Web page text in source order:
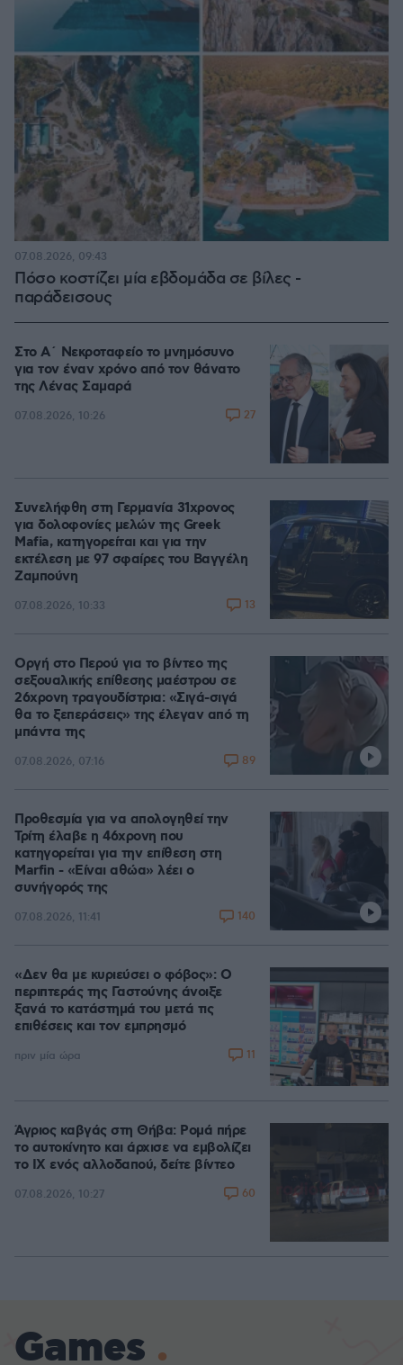
Πόσο κοστίζει μία εβδομάδα σε βίλες -
παράδεισους
07.08.2026, 09:43
Στο Α΄ Νεκροταφείο το μνημόσυνο
για τον έναν χρόνο από τον θάνατο
της Λένας Σαμαρά
07.08.2026, 10:26 27
Συνελήφθη στη Γερμανία 31χρονος
για δολοφονίες μελών της Greek
Mafia, κατηγορείται και για την
εκτέλεση με 97 σφαίρες του Βαγγέλη
Ζαμπούνη
07.08.2026, 10:33 13
Οργή στο Περού για το βίντεο της
σεξουαλικής επίθεσης μαέστρου σε
26χρονη τραγουδίστρια: «Σιγά-σιγά
θα το ξεπεράσεις» της έλεγαν από τη
μπάντα της
07.08.2026, 07:16 89
Προθεσμία για να απολογηθεί την
Τρίτη έλαβε η 46χρονη που
κατηγορείται για την επίθεση στη
Marfin - «Είναι αθώα» λέει ο
συνήγορός της
07.08.2026, 11:41 140
«Δεν θα με κυριεύσει ο φόβος»: Ο
περιπτεράς της Γαστούνης άνοιξε
ξανά το κατάστημά του μετά τις
επιθέσεις και τον εμπρησμό
πριν μία ώρα 11
Άγριος καβγάς στη Θήβα: Ρομά πήρε
το αυτοκίνητο και άρχισε να εμβολίζει
το ΙΧ ενός αλλοδαπού, δείτε βίντεο
07.08.2026, 10:27 60
Games